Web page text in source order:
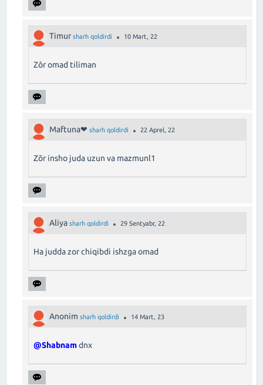
Timur sharh qoldirdi 10 Mart, 22
Zôr omad tiliman
Maftuna❤︎ sharh qoldirdi 22 Aprel, 22
Zõr insho juda uzun va mazmunl1
Aliya sharh qoldirdi 29 Sentyabr, 22
Ha judda zor chiqibdi ishzga omad
Anonim sharh qoldirdi 14 Mart, 23
@Shabnamdnx